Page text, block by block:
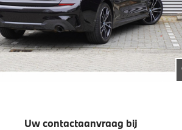
Uw contactaanvraag bij